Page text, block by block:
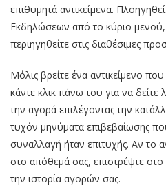
επιθυμητά αντικείμενα.
Εκδηλώσεων από το κύριο
περιηγηθείτε στις διαθέσιμες
Μόλις βρείτε ένα αντικείμενο
κάντε κλικ πάνω του για να δείτε
την αγορά επιλέγοντας την
τυχόν μηνύματα επιβεβαίωσης
συναλλαγή ήταν επιτυχής. Αν το
στο απόθεμά σας, επιστρέψτε στο
την ιστορία αγορών σας.